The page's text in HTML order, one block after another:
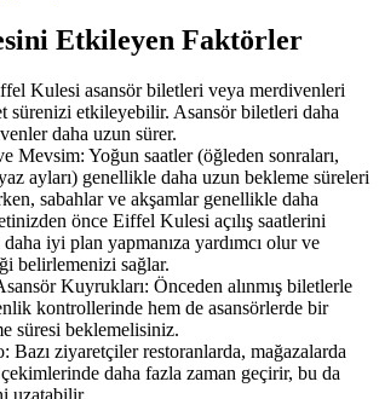
Etkileyen Faktörler
Kulesi asansör biletleri veya merdivenleri
sürenizi etkileyebilir. Asansör biletleri daha
daha uzun sürer.
Mevsim: Yoğun saatler (öğleden sonraları,
ayları) genellikle daha uzun bekleme süreleri
sabahlar ve akşamlar genellikle daha
önce Eiffel Kulesi açılış saatlerini
iyi plan yapmanıza yardımcı olur ve
belirlemenizi sağlar.
Kuyrukları: Önceden alınmış biletlerle
kontrollerinde hem de asansörlerde bir
süresi beklemelisiniz.
Bazı ziyaretçiler restoranlarda, mağazalarda
daha fazla zaman geçirir, bu da